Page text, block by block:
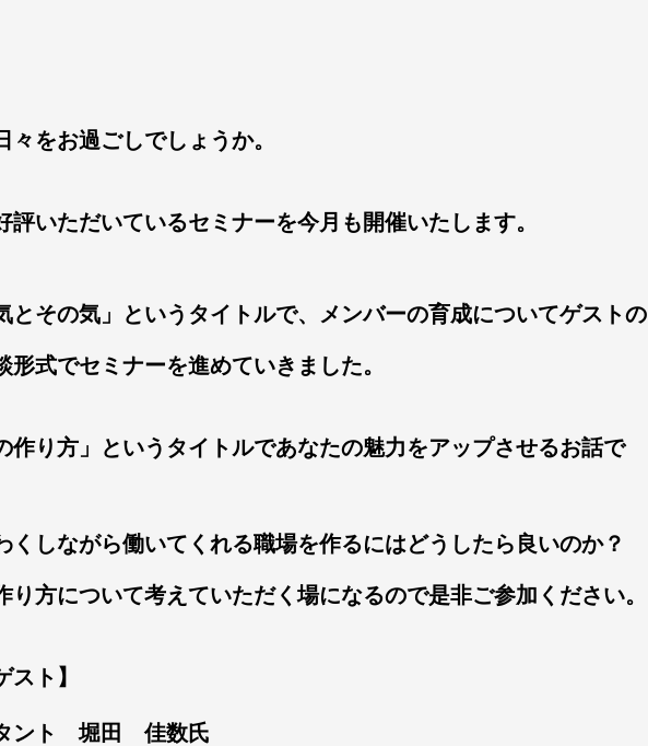
々をお過ごしでしょうか。
評いただいているセミナーを今月も開催いたします。
とその気」というタイトルで、メンバーの育成についてゲストの
形式でセミナーを進めていきました。
作り方」というタイトルであなたの魅力をアップさせるお話で
くしながら働いてくれる職場を作るにはどうしたら良いのか？
り方について考えていただく場になるので是非ご参加ください。
スト】
ント 堀田 佳数氏